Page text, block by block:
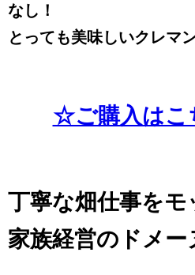
なし！
とっても美味しいクレマ
☆ご購入は
丁寧な畑仕事をモ
家族経営のドメー